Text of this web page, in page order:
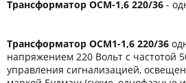
Трансформатор ОСМ-1,6 220/36 -
Трансформатор ОСМ1-1,6 220/36
напряжением 220 Вольт с частотой
управления сигнализацией,